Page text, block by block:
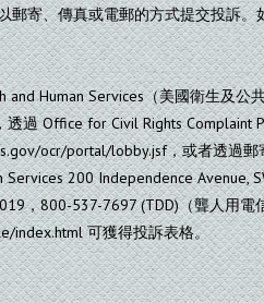
郵寄、傳真或電郵的方式提交投訴
and Human Services（美國衛生及公
過 Office for Civil Rights Complaint
ocr/portal/lobby.jsf，或者透過
200 Independence Avenue,
，800-537-7697 (TDD)（聾人用電
index.html 可獲得投訴表格。